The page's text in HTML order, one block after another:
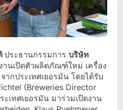
ประธานกรรมการ บริษัท
านเปิดตัวผลิตภัณฑ์ใหม่ เครื่อง
กประเทศเยอรมัน โดยได้รับ
(Breweries Director
เทศเยอรมัน มาร่วมเปิดงาน